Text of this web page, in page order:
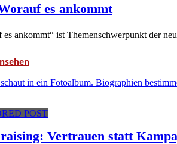
es ankommt
es ankommt“ ist Themenschwerpunkt der
POST
Vertrauen statt